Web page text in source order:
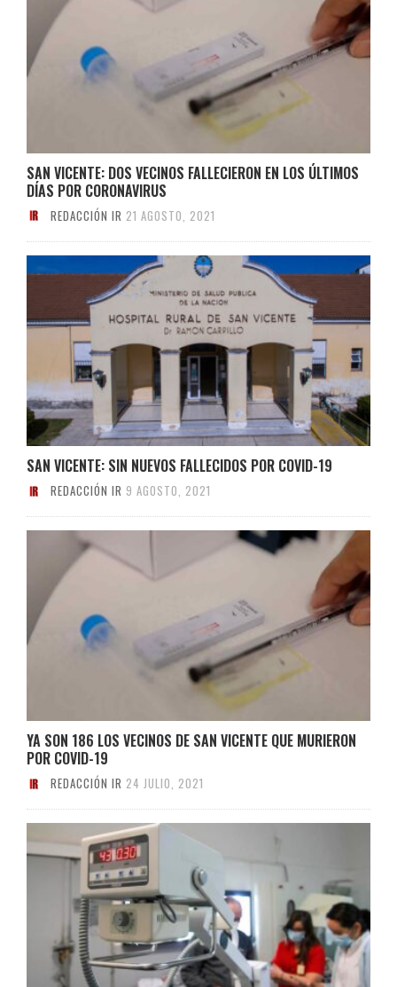
SAN VICENTE: DOS VECINOS FALLECIERON EN LOS ÚLTIMOS
DÍAS POR CORONAVIRUS
REDACCIÓN IR 21 AGOSTO, 2021
SAN VICENTE: SIN NUEVOS FALLECIDOS POR COVID-19
REDACCIÓN IR 9 AGOSTO, 2021
YA SON 186 LOS VECINOS DE SAN VICENTE QUE MURIERON
POR COVID-19
REDACCIÓN IR 24 JULIO, 2021